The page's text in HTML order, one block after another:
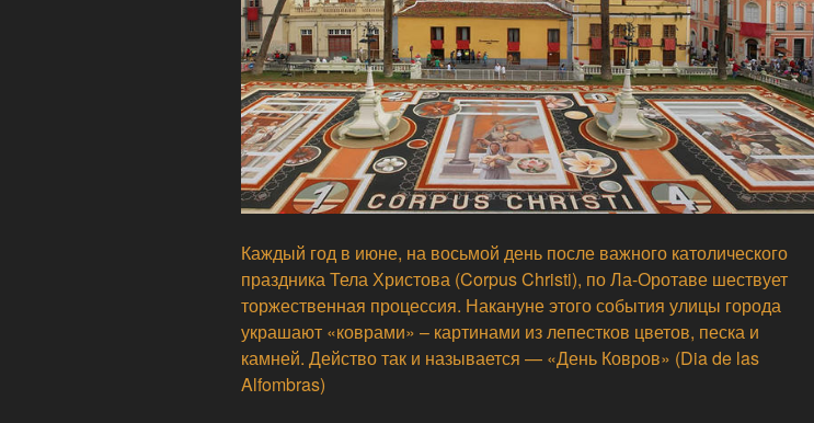
Каждый год в июне, на восьмой день после важного католического
праздника Тела Христова (Corpus Christi), по Ла-Оротаве шествует
торжественная процессия. Накануне этого события улицы города
украшают «коврами» – картинами из лепестков цветов, песка и
камней. Действо так и называется — «День Ковров» (Dia de las
Alfombras)